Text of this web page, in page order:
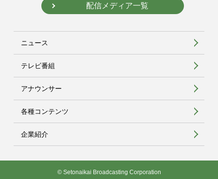
配信メディア一覧
ニュース
テレビ番組
アナウンサー
各種コンテンツ
企業紹介
© Setonaikai Broadcasting Corporation